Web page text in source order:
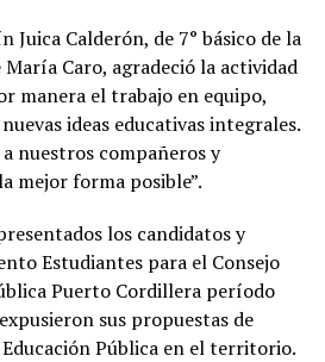
Juica Calderón, de 7° básico de la
María Caro, agradeció la actividad
manera el trabajo en equipo,
ideas educativas integrales.
nuestros compañeros y
mejor forma posible”.
los candidatos y
Estudiantes para el Consejo
Puerto Cordillera período
sus propuestas de
Pública en el territorio.